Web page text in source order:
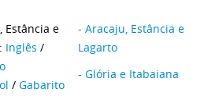
Estância e
Inglês /
/ Gabarito
- Aracaju, Estância e
Lagarto
- Glória e Itabaiana